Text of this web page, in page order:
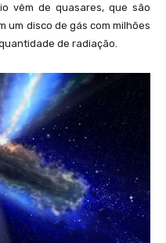
vêm de quasares, que são
um disco de gás com milhões
de radiação.